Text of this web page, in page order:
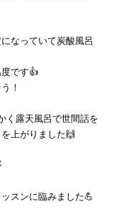
なっていて炭酸風呂
です👍
！
く露天風呂で世間話を
上がりました🙌
スンに臨みました💪